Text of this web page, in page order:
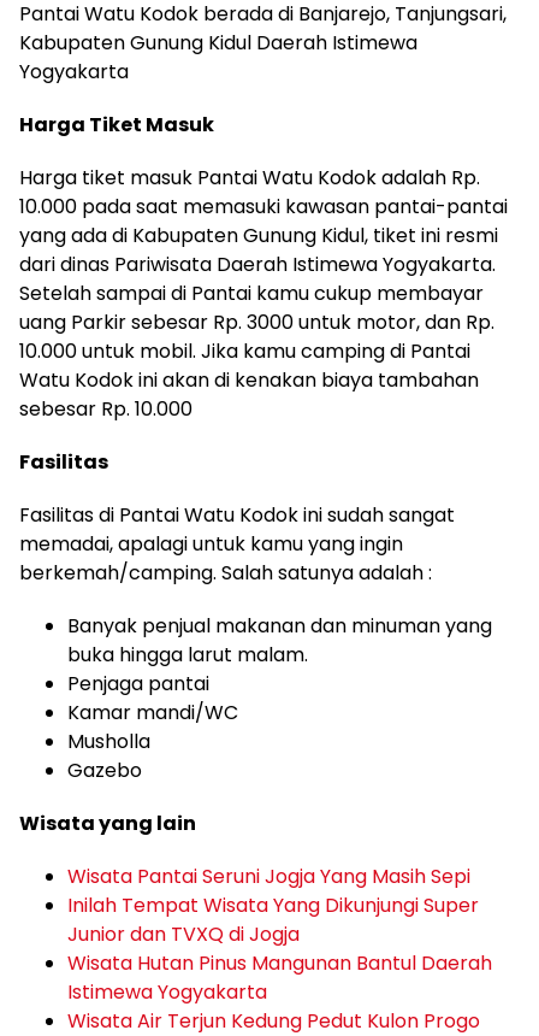
Pantai Watu Kodok berada di Banjarejo, Tanjungsari,
Kabupaten Gunung Kidul Daerah Istimewa
Yogyakarta
Harga Tiket Masuk
Harga tiket masuk Pantai Watu Kodok adalah Rp.
10.000 pada saat memasuki kawasan pantai-pantai
yang ada di Kabupaten Gunung Kidul, tiket ini resmi
dari dinas Pariwisata Daerah Istimewa Yogyakarta.
Setelah sampai di Pantai kamu cukup membayar
uang Parkir sebesar Rp. 3000 untuk motor, dan Rp.
10.000 untuk mobil. Jika kamu camping di Pantai
Watu Kodok ini akan di kenakan biaya tambahan
sebesar Rp. 10.000
Fasilitas
Fasilitas di Pantai Watu Kodok ini sudah sangat
memadai, apalagi untuk kamu yang ingin
berkemah/camping. Salah satunya adalah :
Banyak penjual makanan dan minuman yang
buka hingga larut malam.
Penjaga pantai
Kamar mandi/WC
Musholla
Gazebo
Wisata yang lain
Wisata Pantai Seruni Jogja Yang Masih Sepi
Inilah Tempat Wisata Yang Dikunjungi Super
Junior dan TVXQ di Jogja
Wisata Hutan Pinus Mangunan Bantul Daerah
Istimewa Yogyakarta
Wisata Air Terjun Kedung Pedut Kulon Progo